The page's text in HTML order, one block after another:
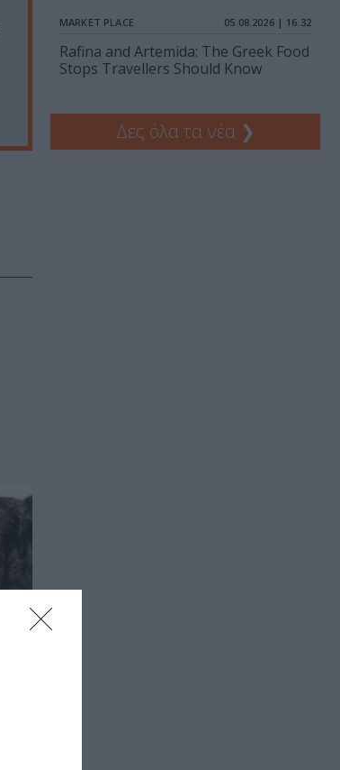
MARKET PLACE 05.08.2026 | 16.32
Rafina and Artemida: The Greek Food
Stops Travellers Should Know
Δες όλα τα νέα ❯